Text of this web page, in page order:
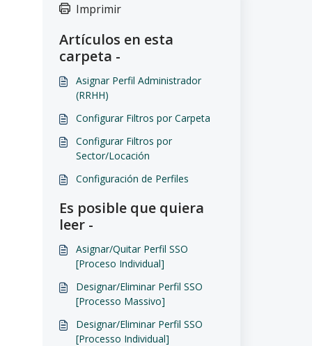
Imprimir
Artículos en esta
carpeta -
Asignar Perfil Administrador
(RRHH)
Configurar Filtros por Carpeta
Configurar Filtros por
Sector/Locación
Configuración de Perfiles
Es posible que quiera
leer -
Asignar/Quitar Perfil SSO
[Proceso Individual]
Designar/Eliminar Perfil SSO
[Processo Massivo]
Designar/Eliminar Perfil SSO
[Processo Individual]